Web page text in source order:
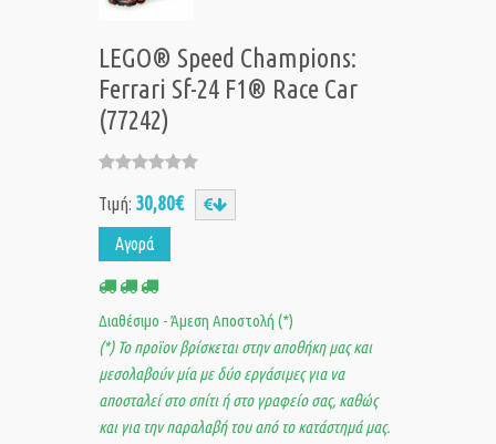
LEGO® Speed Champions:
Ferrari Sf-24 F1® Race Car
(77242)
Τιμή: 30,80€
Αγορά
Διαθέσιμο - Άμεση Αποστολή (*)
(*) Το προϊον βρίσκεται στην αποθήκη μας και
μεσολαβούν μία με δύο εργάσιμες για να
αποσταλεί στο σπίτι ή στο γραφείο σας, καθώς
και για την παραλαβή του από το κατάστημά μας.